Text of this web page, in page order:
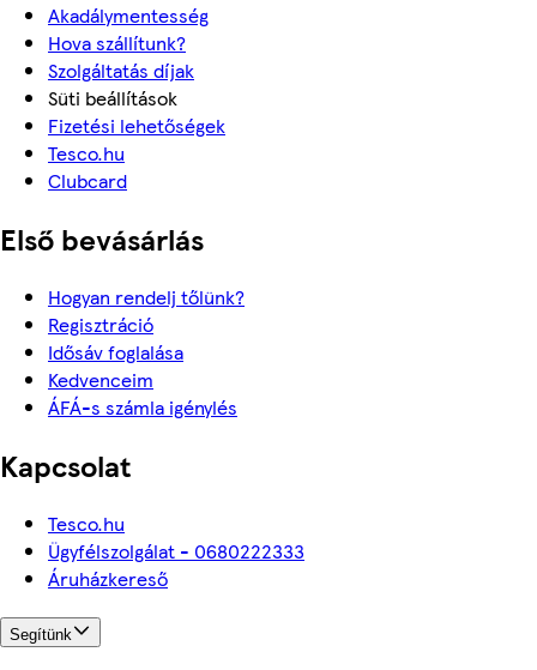
Akadálymentesség
Hova szállítunk?
Szolgáltatás díjak
Süti beállítások
Fizetési lehetőségek
Tesco.hu
Clubcard
Első bevásárlás
Hogyan rendelj tőlünk?
Regisztráció
Idősáv foglalása
Kedvenceim
ÁFÁ-s számla igénylés
Kapcsolat
Tesco.hu
Ügyfélszolgálat - 0680222333
Áruházkereső
Segítünk